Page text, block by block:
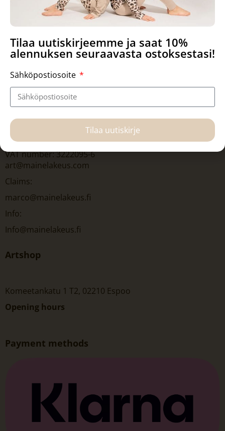
Hanna-Maria Mainelakeus Oy
VAT number: 3222095-6
art@mainelakeus.com
Claims:
marco@mainelakeus.fi
Info:
Info@mainelakeus.fi
Artshop
Komeetankatu 1 T2, 02210 Espoo
Opening hours
Payment methods
Tilaa uutiskirjeemme ja saat 10%
alennuksen seuraavasta ostoksestasi!
Sähköpostiosoite
Tilaa uutiskirje